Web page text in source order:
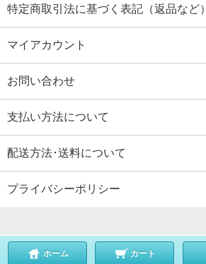
特定商取引法に基づく表記（返品など）
マイアカウント
お問い合わせ
支払い方法について
配送方法･送料について
プライバシーポリシー
ホーム カート